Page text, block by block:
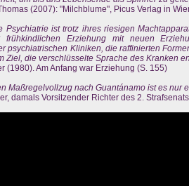
(2007): "Milchblume", Picus Verlag in
Psychiatrie ist trotz ihres riesigen
frühkindlichen Erziehung mit neuen
psychiatrischen Kliniken, die raffinierten
Ziel, die verschlüsselte Sprache des Kranken
(1980). Am Anfang war Erziehung (S. 155)
Maßregelvollzug nach Guantánamo ist es nur
damals Vorsitzender Richter des 2.